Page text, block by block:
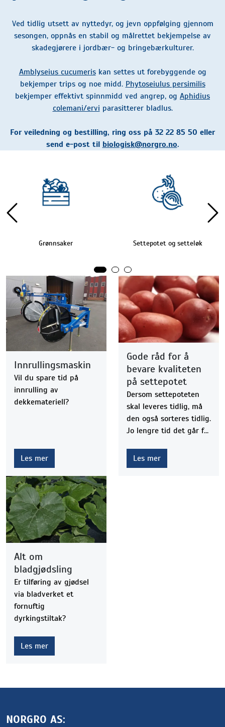
Ved tidlig utsett av nyttedyr, og jevn oppfølging gjennom
sesongen, oppnås en stabil og målrettet bekjempelse av
skadegjørere i jordbær- og bringebærkulturer.
Amblyseius cucumeriskan settes ut forebyggende og
bekjemper trips og noe midd. Phytoseiulus persimilis
bekjemper effektivt spinnmidd ved angrep, og Aphidius
colemani/ervi parasitterer bladlus.
For veiledning og bestilling, ring oss på 32 22 85 50 eller
send e-post til biologisk@norgro.no.
Grønnsaker Settepotet og setteløk
Innrullingsmaskin
Vil du spare tid på
innrulling av
dekkemateriell?
Les mer
Gode råd for å
bevare kvaliteten
på settepotet
Dersom settepoteten
skal leveres tidlig, må
den også sorteres tidlig.
Jo lengre tid det går fra
større sjanse er det for
at kvaliteten kan
Les mer
Alt om
bladgjødsling
Er tilføring av gjødsel
via bladverket et
fornuftig
dyrkingstiltak?
Les mer
NORGRO AS: